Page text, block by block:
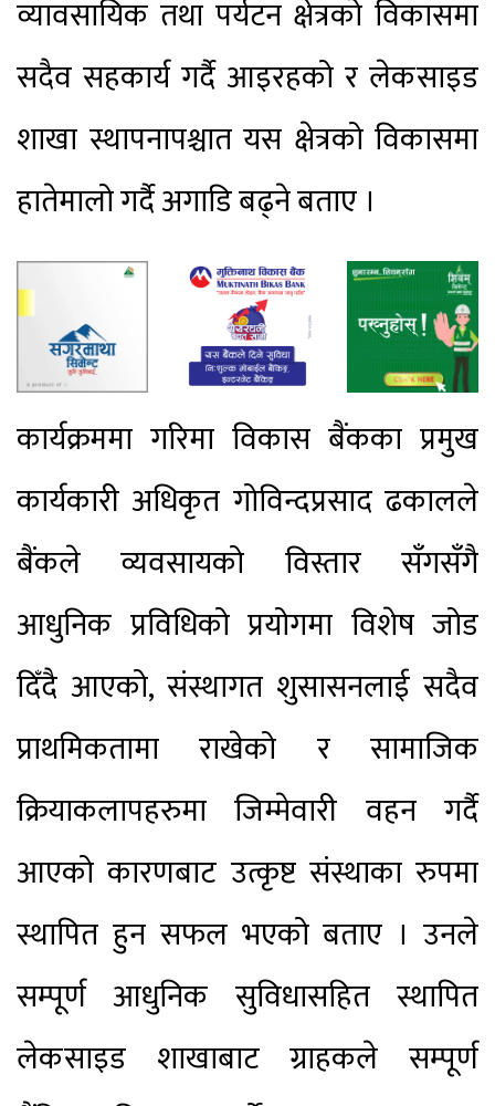
व्यावसायिक तथा पर्यटन क्षेत्रको विकासमा
सदैव सहकार्य गर्दै आइरहको र लेकसाइड
शाखा स्थापनापश्चात यस क्षेत्रको विकासमा
हातेमालो गर्दै अगाडि बढ्ने बताए ।
कार्यक्रममा गरिमा विकास बैंकका प्रमुख
कार्यकारी अधिकृत गोविन्दप्रसाद ढकालले
बैंकले व्यवसायको विस्तार सँगसँगै
आधुनिक प्रविधिको प्रयोगमा विशेष जोड
दिँदै आएको, संस्थागत शुसासनलाई सदैव
प्राथमिकतामा राखेको र सामाजिक
क्रियाकलापहरुमा जिम्मेवारी वहन गर्दै
आएको कारणबाट उत्कृष्ट संस्थाका रुपमा
स्थापित हुन सफल भएको बताए । उनले
सम्पूर्ण आधुनिक सुविधासहित स्थापित
लेकसाइड शाखाबाट ग्राहकले सम्पूर्ण